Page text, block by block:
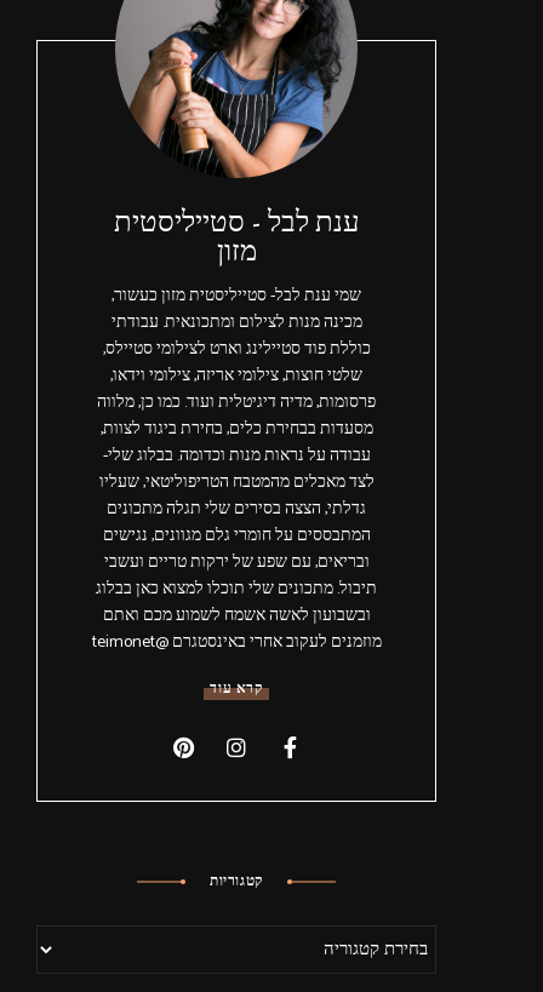
ענת לבל - סטייליסטית
מזון
שמי ענת לבל- סטייליסטית מזון כעשור,
מכינה מנות לצילום ומתכונאית. עבודתי
כוללת פוד סטיילינג וארט לצילומי סטיילס,
שלטי חוצות, צילומי אריזה, צילומי וידאו,
פרסומות, מדיה דיגיטלית ועוד. כמו כן, מלווה
מסעדות בבחירת כלים, בחירת ביגוד לצוות,
עבודה על נראות מנות וכדומה. בבלוג שלי-
לצד מאכלים מהמטבח הטריפוליטאי, שעליו
גדלתי, הצצה בסירים שלי תגלה מתכונים
המתבססים על חומרי גלם מגוונים, נגישים
ובריאים, עם שפע של ירקות טריים ועשבי
תיבול. מתכונים שלי תוכלו למצוא כאן בבלוג
ובשבועון לאשה אשמח לשמוע מכם ואתם
מוזמנים לעקוב אחרי באינסטגרם @teimonet
קרא עוד
קטגוריות